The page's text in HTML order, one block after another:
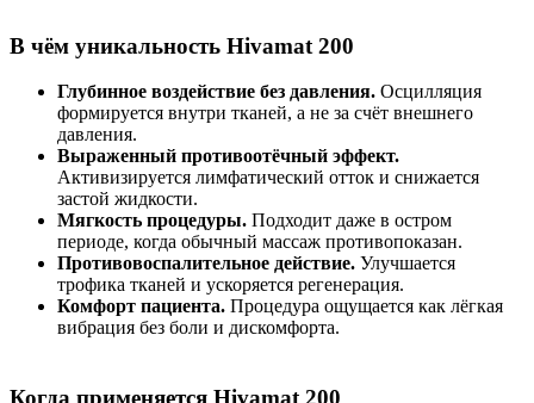
В чём уникальность Hivamat 200
Глубинное воздействие без давления. Осцилляция
формируется внутри тканей, а не за счёт внешнего
давления.
Выраженный противоотёчный эффект.
Активизируется лимфатический отток и снижается
застой жидкости.
Мягкость процедуры. Подходит даже в остром
периоде, когда обычный массаж противопоказан.
Противовоспалительное действие. Улучшается
трофика тканей и ускоряется регенерация.
Комфорт пациента. Процедура ощущается как лёгкая
вибрация без боли и дискомфорта.
Когда применяется Hivamat 200